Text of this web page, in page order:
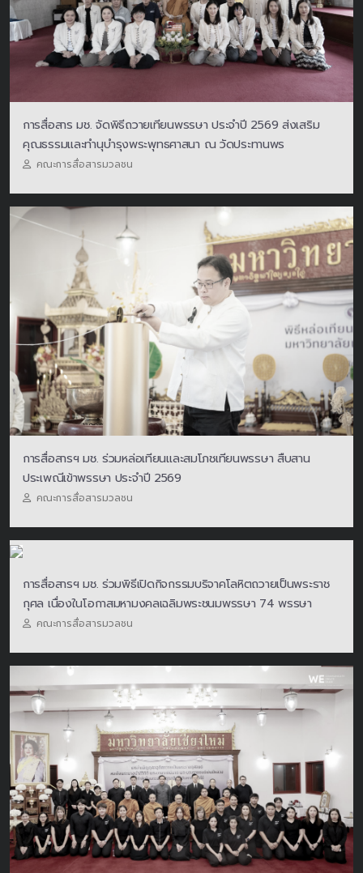
การสื่อสาร มช. จัดพิธีถวายเทียนพรรษา ประจำปี 2569 ส่งเสริม
คุณธรรมและทำนุบำรุงพระพุทธศาสนา ณ วัดประทานพร
คณะการสื่อสารมวลชน
การสื่อสารฯ มช. ร่วมหล่อเทียนและสมโภชเทียนพรรษา สืบสาน
ประเพณีเข้าพรรษา ประจำปี 2569
คณะการสื่อสารมวลชน
การสื่อสารฯ มช. ร่วมพิธีเปิดกิจกรรมบริจาคโลหิตถวายเป็นพระราช
กุศล เนื่องในโอกาสมหามงคลเฉลิมพระชนมพรรษา 74 พรรษา
คณะการสื่อสารมวลชน